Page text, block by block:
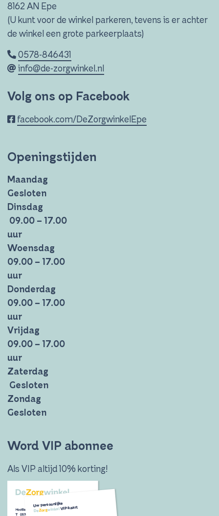
8162 AN Epe
(U kunt voor de winkel parkeren, tevens is er achter
de winkel een grote parkeerplaats)
0578-846431
info@de-zorgwinkel.nl
Volg ons op Facebook
facebook.com/DeZorgwinkelEpe
Openingstijden
Maandag
Gesloten
Dinsdag
09.00 – 17.00
uur
Woensdag
09.00 – 17.00
uur
Donderdag
09.00 – 17.00
uur
Vrijdag
09.00 – 17.00
uur
Zaterdag
Gesloten
Zondag
Gesloten
Word VIP abonnee
Als VIP altijd 10% korting!